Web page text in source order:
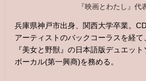
『映画とわたし』代
兵庫県神戸市出身、関西大学卒業。
アーティストのバックコーラスを経
『美女と野獣』の日本語版デュエッ
ボーカル(第一興商)を務める。